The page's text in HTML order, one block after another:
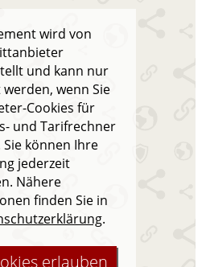
wird von
und kann nur
wenn Sie
Cookies für
und Tarifrechner
können Ihre
jederzeit
Nähere
finden Sie in
.
erlauben